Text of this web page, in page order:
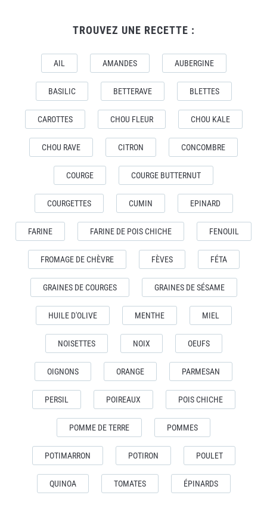
TROUVEZ UNE RECETTE :
AIL AMANDES AUBERGINE
BASILIC BETTERAVE BLETTES
CAROTTES CHOU FLEUR CHOU KALE
CHOU RAVE CITRON CONCOMBRE
COURGE COURGE BUTTERNUT
COURGETTES CUMIN EPINARD
FARINE FARINE DE POIS CHICHE FENOUIL
FROMAGE DE CHÈVRE FÈVES FÉTA
GRAINES DE COURGES GRAINES DE SÉSAME
HUILE D'OLIVE MENTHE MIEL
NOISETTES NOIX OEUFS
OIGNONS ORANGE PARMESAN
PERSIL POIREAUX POIS CHICHE
POMME DE TERRE POMMES
POTIMARRON POTIRON POULET
QUINOA TOMATES ÉPINARDS